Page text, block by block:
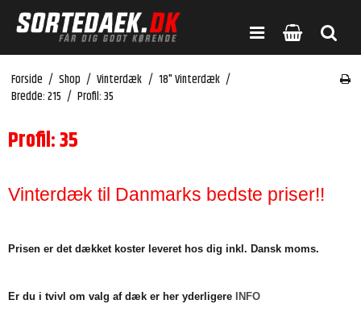
Forside / Shop / Vinterdæk / 18" Vinterdæk /
Bredde: 215 / Profil: 35
Profil: 35
Vinterdæk til Danmarks bedste priser!!
Prisen er det dækket koster leveret hos dig inkl. Dansk moms.
Er du i tvivl om valg af dæk er her yderligere INFO